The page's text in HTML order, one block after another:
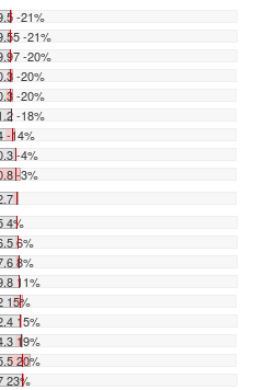
-21%
-21%
-20%
-20%
-20%
-18%
-14%
-4%
-3%
4%
6%
8%
11%
15%
15%
19%
20%
23%